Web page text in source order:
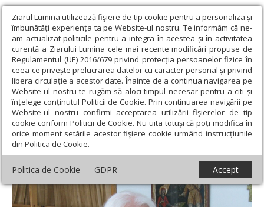
Ziarul Lumina utilizează fişiere de tip cookie pentru a personaliza și
îmbunătăți experiența ta pe Website-ul nostru. Te informăm că ne-
am actualizat politicile pentru a integra în acestea și în activitatea
curentă a Ziarului Lumina cele mai recente modificări propuse de
Regulamentul (UE) 2016/679 privind protecția persoanelor fizice în
ceea ce privește prelucrarea datelor cu caracter personal și privind
libera circulație a acestor date. Înainte de a continua navigarea pe
Website-ul nostru te rugăm să aloci timpul necesar pentru a citi și
înțelege conținutul Politicii de Cookie. Prin continuarea navigării pe
Website-ul nostru confirmi acceptarea utilizării fişierelor de tip
cookie conform Politicii de Cookie. Nu uita totuși că poți modifica în
orice moment setările acestor fişiere cookie urmând instrucțiunile
din Politica de Cookie.
Politica de Cookie GDPR Accept
Ziarul Lumina › Actualitate religioasă › An omagial › Părintele
Teofil Părăian şi educaţia pentru o viață frumoasă
Părintele Teofil Părăian şi educaţia pentru
o viață frumoasă